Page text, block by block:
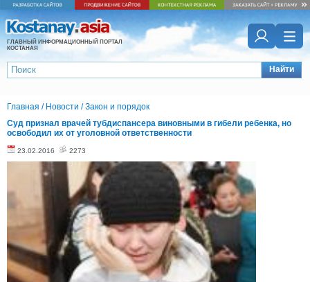
ГЛАВНЫЙ ИНФОРМАЦИОННЫЙ ПОРТАЛ
КОСТАНАЯ
Найти
Главная / Новости /Закон и порядок
Суд признал врачей тубдиспансера виновными в гибели ребенка, но
освободил их от уголовной ответственности
23.02.2016 2273